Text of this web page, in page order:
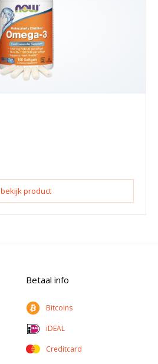
bekijk product
Betaal info
Bitcoins
iDEAL
Creditcard